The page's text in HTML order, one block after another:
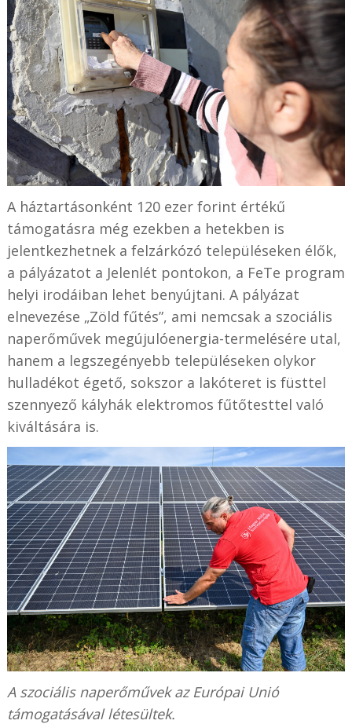
A háztartásonként 120 ezer forint értékű
támogatásra még ezekben a hetekben is
jelentkezhetnek a felzárkózó településeken élők,
a pályázatot a Jelenlét pontokon, a FeTe program
helyi irodáiban lehet benyújtani. A pályázat
elnevezése „Zöld fűtés”, ami nemcsak a szociális
naperőművek megújulóenergia-termelésére utal,
hanem a legszegényebb településeken olykor
hulladékot égető, sokszor a lakóteret is füsttel
szennyező kályhák elektromos fűtőtesttel való
kiváltására is.
A szociális naperőművek az Európai Unió
támogatásával létesültek.